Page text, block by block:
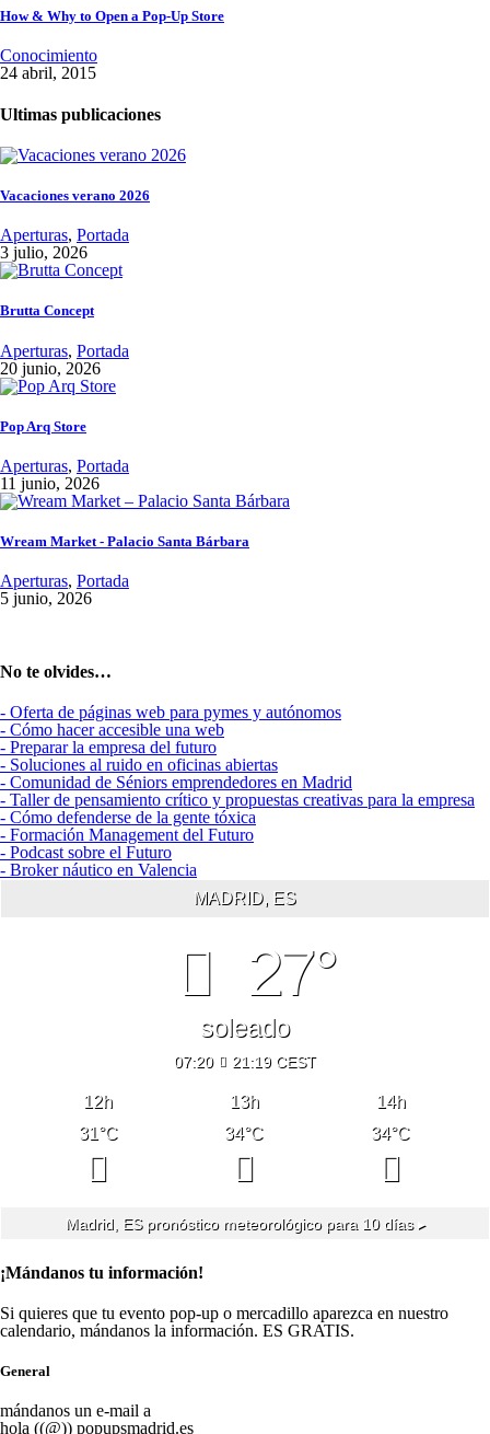
How & Why to Open a Pop-Up Store
Conocimiento
24 abril, 2015
Ultimas publicaciones
Vacaciones verano 2026
Aperturas, Portada
3 julio, 2026
Brutta Concept
Aperturas, Portada
20 junio, 2026
Pop Arq Store
Aperturas, Portada
11 junio, 2026
Wream Market - Palacio Santa Bárbara
Aperturas, Portada
5 junio, 2026
No te olvides…
- Oferta de páginas web para pymes y autónomos
- Cómo hacer accesible una web
- Preparar la empresa del futuro
- Soluciones al ruido en oficinas abiertas
- Comunidad de Séniors emprendedores en Madrid
- Taller de pensamiento crítico y propuestas creativas para la empresa
- Cómo defenderse de la gente tóxica
- Formación Management del Futuro
- Podcast sobre el Futuro
- Broker náutico en Valencia
MADRID, ES
27°
soleado
07:20 21:19 CEST
12h 13h 14h
31 °C 34°C 34°C
Madrid, ESpronóstico meteorológico para 10 días ▸
¡Mándanos tu información!
Si quieres que tu evento pop-up o mercadillo aparezca en nuestro
calendario, mándanos la información. ES GRATIS.
General
mándanos un e-mail a
hola ((@)) popupsmadrid.es